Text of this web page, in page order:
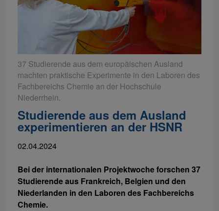
37 Studierende aus dem europäischen Ausland
machten praktische Experimente in den Laboren des
Fachbereichs Chemie an der Hochschule
Niederrhein.
Studierende aus dem Ausland
experimentieren an der HSNR
02.04.2024
Bei der internationalen Projektwoche forschen 37
Studierende aus Frankreich, Belgien und den
Niederlanden in den Laboren des Fachbereichs
Chemie.